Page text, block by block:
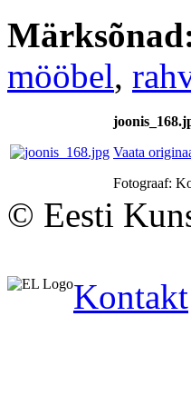
mööbel,
Vaata
Fotograaf:
© Eesti
Kontakt